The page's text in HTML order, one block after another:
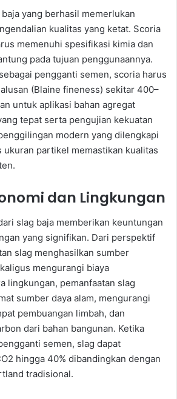
yang berhasil memerlukan
kualitas yang ketat. Scoria
memenuhi spesifikasi kimia dan
pada tujuan penggunaannya.
pengganti semen, scoria harus
(Blaine fineness) sekitar 400–
untuk aplikasi bahan agregat
tepat serta pengujian kekuatan
modern yang dilengkapi
partikel memastikan kualitas
dan Lingkungan
slag baja memberikan keuntungan
yang signifikan. Dari perspektif
slag menghasilkan sumber
mengurangi biaya
lingkungan, pemanfaatan slag
sumber daya alam, mengurangi
pembuangan limbah, dan
dari bahan bangunan. Ketika
semen, slag dapat
hingga 40% dibandingkan dengan
tradisional.